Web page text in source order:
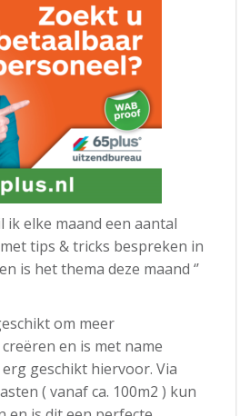
ik elke maand een aantal
tips & tricks bespreken in
is het thema deze maand ‘’
om meer
en is met name
geschikt hiervoor. Via
( vanaf ca. 100m2 ) kun